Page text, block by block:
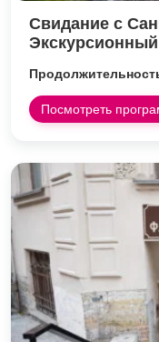
Свидание с
Посмотреть